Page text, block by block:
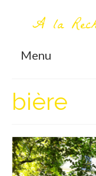
A la
Menu
Première
Me
AUTOUR DU
bière